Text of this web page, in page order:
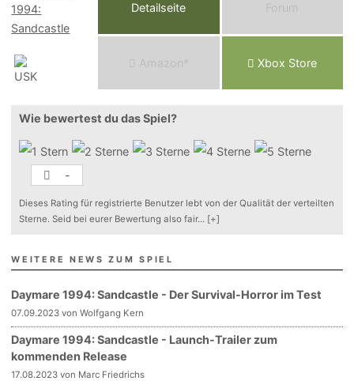
Detailseite Forum
Ama o n* Xbox Store
Wie bewertest du das Spiel?
-
Dieses Rating für registrierte Benutzer lebt von der Qualität der verteilten
Sterne. Seid bei eurer Bewertung also fair... [+]
WEITERE NEWS ZUM SPIEL
Daymare 1994: Sandcastle - Der Survival-Horror im Test
07.09.2023 von Wolfgang Kern
Daymare 1994: Sandcastle - Launch-Trailer zum
kommenden Release
17.08.2023 von Marc Friedrichs